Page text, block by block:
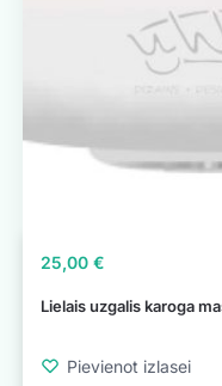
Lielais uzgalis karoga
25,00 €
Pievienot izlasei